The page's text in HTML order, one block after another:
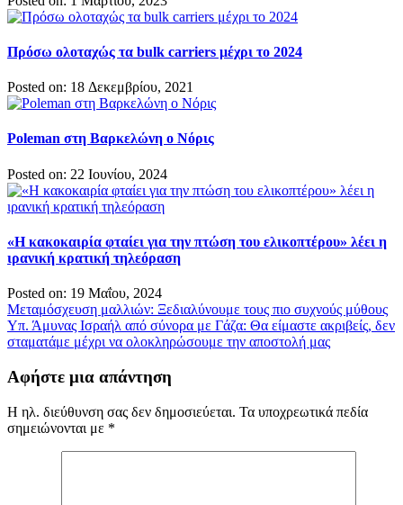
Πρόσω ολοταχώς τα bulk carriers μέχρι το 2024
Posted on: 18 Δεκεμβρίου, 2021
Poleman στη Βαρκελώνη ο Νόρις
Posted on: 22 Ιουνίου, 2024
«Η κακοκαιρία φταίει για την πτώση του ελικοπτέρου» λέει η
ιρανική κρατική τηλεόραση
Posted on: 19 Μαΐου, 2024
Πλοήγηση
άρθρων
Μεταμόσχευση μαλλιών: Ξεδιαλύνουμε τους πιο συχνούς μύθους
Υπ. Άμυνας Ισραήλ από σύνορα με Γάζα: Θα είμαστε ακριβείς, δεν
σταματάμε μέχρι να ολοκληρώσουμε την αποστολή μας
Αφήστε μια απάντηση
Η ηλ. διεύθυνση σας δεν δημοσιεύεται. Τα υποχρεωτικά πεδία
σημειώνονται με *